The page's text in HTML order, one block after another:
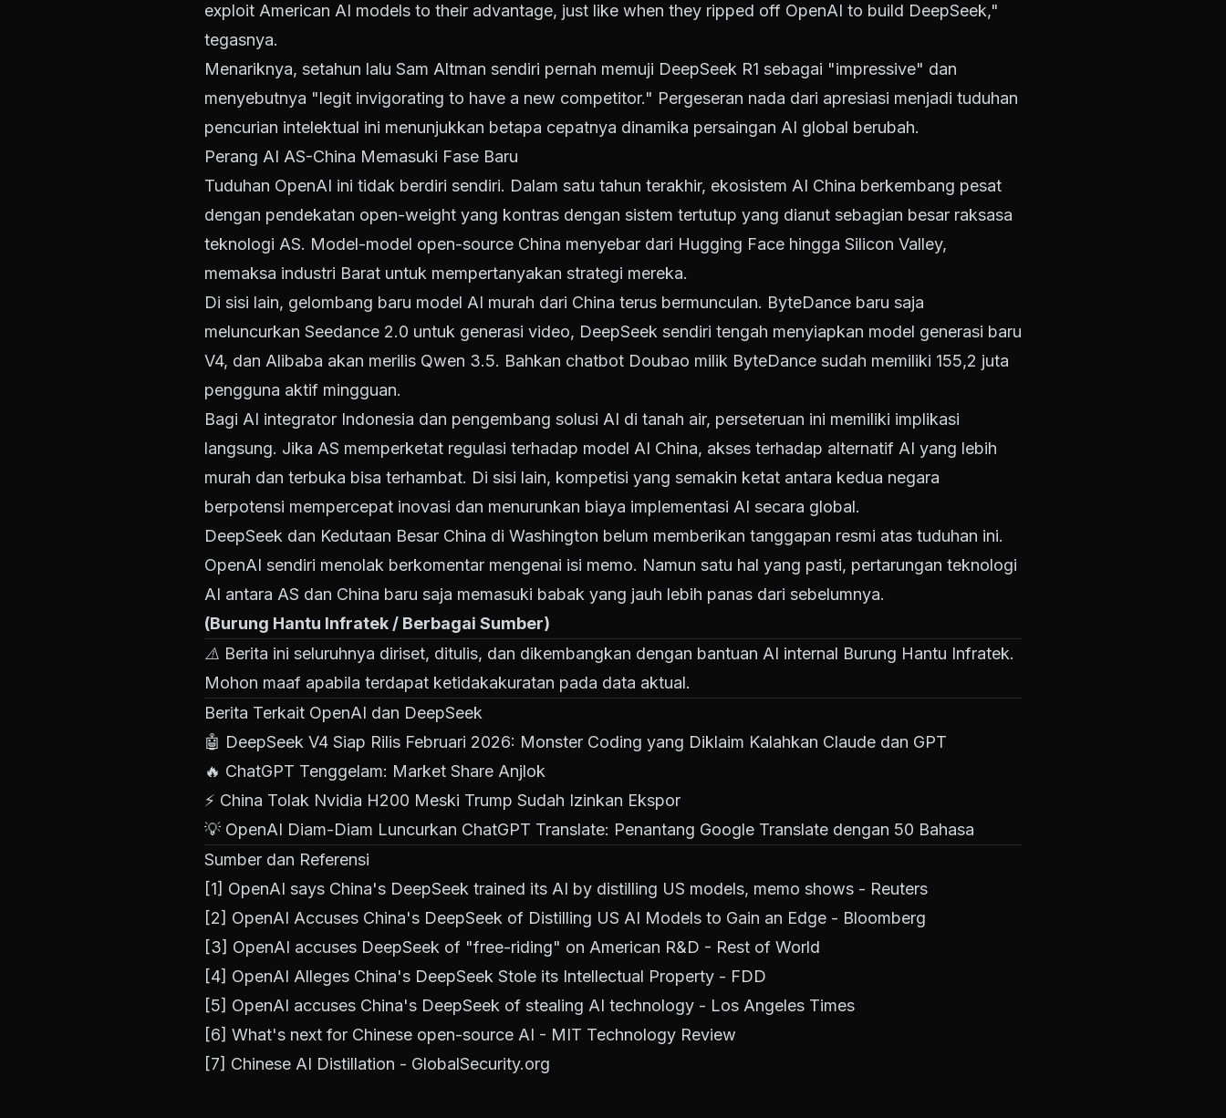
exploit American AI models to their advantage, just like when they ripped off OpenAI to build DeepSeek,"
tegasnya.
Menariknya, setahun lalu Sam Altman sendiri pernah memuji DeepSeek R1 sebagai "impressive" dan
menyebutnya "legit invigorating to have a new competitor." Pergeseran nada dari apresiasi menjadi tuduhan
pencurian intelektual ini menunjukkan betapa cepatnya dinamika persaingan AI global berubah.
Perang AI AS-China Memasuki Fase Baru
Tuduhan OpenAI ini tidak berdiri sendiri. Dalam satu tahun terakhir, ekosistem AI China berkembang pesat
dengan pendekatan open-weight yang kontras dengan sistem tertutup yang dianut sebagian besar raksasa
teknologi AS. Model-model open-source China menyebar dari Hugging Face hingga Silicon Valley,
memaksa industri Barat untuk mempertanyakan strategi mereka.
Di sisi lain, gelombang baru model AI murah dari China terus bermunculan. ByteDance baru saja
meluncurkan Seedance 2.0 untuk generasi video, DeepSeek sendiri tengah menyiapkan model generasi baru
V4, dan Alibaba akan merilis Qwen 3.5. Bahkan chatbot Doubao milik ByteDance sudah memiliki 155,2 juta
pengguna aktif mingguan.
Bagi AI integrator Indonesia dan pengembang solusi AI di tanah air, perseteruan ini memiliki implikasi
langsung. Jika AS memperketat regulasi terhadap model AI China, akses terhadap alternatif AI yang lebih
murah dan terbuka bisa terhambat. Di sisi lain, kompetisi yang semakin ketat antara kedua negara
berpotensi mempercepat inovasi dan menurunkan biaya implementasi AI secara global.
DeepSeek dan Kedutaan Besar China di Washington belum memberikan tanggapan resmi atas tuduhan ini.
OpenAI sendiri menolak berkomentar mengenai isi memo. Namun satu hal yang pasti, pertarungan teknologi
AI antara AS dan China baru saja memasuki babak yang jauh lebih panas dari sebelumnya.
(Burung Hantu Infratek / Berbagai Sumber)
⚠️ Berita ini seluruhnya diriset, ditulis, dan dikembangkan dengan bantuan AI internal Burung Hantu Infratek.
Mohon maaf apabila terdapat ketidakakuratan pada data aktual.
Berita Terkait OpenAI dan DeepSeek
🤖 DeepSeek V4 Siap Rilis Februari 2026: Monster Coding yang Diklaim Kalahkan Claude dan GPT
🔥 ChatGPT Tenggelam: Market Share Anjlok
⚡ China Tolak Nvidia H200 Meski Trump Sudah Izinkan Ekspor
💡 OpenAI Diam-Diam Luncurkan ChatGPT Translate: Penantang Google Translate dengan 50 Bahasa
Sumber dan Referensi
[1] OpenAI says China's DeepSeek trained its AI by distilling US models, memo shows - Reuters
[2] OpenAI Accuses China's DeepSeek of Distilling US AI Models to Gain an Edge - Bloomberg
[3] OpenAI accuses DeepSeek of "free-riding" on American R&D - Rest of World
[4] OpenAI Alleges China's DeepSeek Stole its Intellectual Property - FDD
[5] OpenAI accuses China's DeepSeek of stealing AI technology - Los Angeles Times
[6] What's next for Chinese open-source AI - MIT Technology Review
[7] Chinese AI Distillation - GlobalSecurity.org